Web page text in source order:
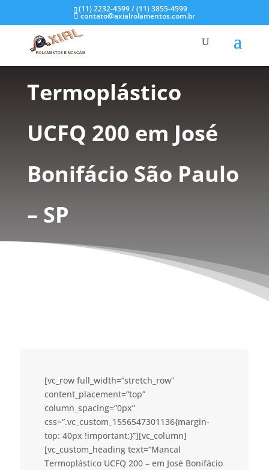
(11) 2232-4599 / (11) 3855-4599
contato@axialrolamentos.com.br
Mancal
Termoplástico
UCFQ 200 em José
Bonifácio São Paulo
– SP
[vc_row full_width=”stretch_row”
content_placement=”top”
column_spacing=”0px”
css=”.vc_custom_1556547301136{margin-
top: 40px !important;}”][vc_column]
[vc_custom_heading text=”Mancal
Termoplástico UCFQ 200 – em José Bonifácio